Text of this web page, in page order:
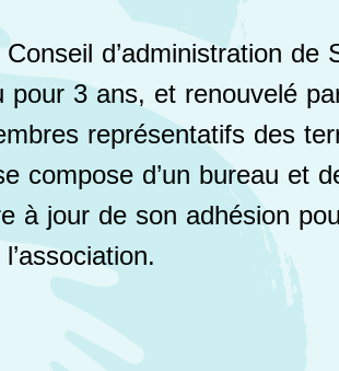
Conseil d’administration de
pour 3 ans, et renouvelé
représentatifs des
compose d’un bureau et
à jour de son adhésion